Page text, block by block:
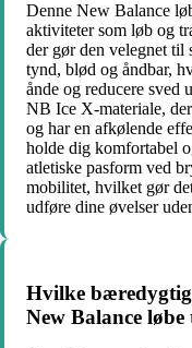
Denne New Balance
aktiviteter som løb og
der gør den velegnet til
tynd, blød og åndbar,
ånde og reducere sved
NB Ice X-materiale,
og har en afkølende
holde dig komfortabel
atletiske pasform ved
mobilitet, hvilket gør
udføre dine øvelser
Hvilke
New Balance løbe